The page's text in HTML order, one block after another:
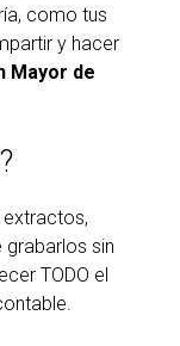
como tus
y hacer
Mayor de
sin
TODO el